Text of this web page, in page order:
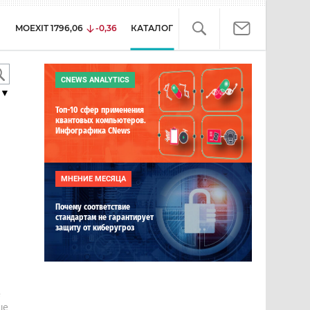
MOEXIT 1796,06 -0,36 КАТАЛОГ
▼
CNEWS ANALYTICS
Топ-10 сфер применения
квантовых компьютеров.
Инфографика CNews
МНЕНИЕ МЕСЯЦА
Почему соответствие
стандартам не гарантирует
защиту от киберугроз